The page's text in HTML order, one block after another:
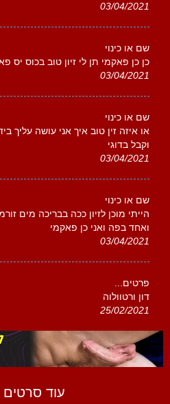
03/04/2021
שם או כינוי
כן כן פאקמי תן לי זיון טוב בכוס יס
03/04/2021
שם או כינוי
או איזה זין טוב איך אני עושה עליך
וקבל בדוגי
03/04/2021
שם או כינוי
הייתי מוכן לזיון ככה בבריכה מים
ואחד בפה ואני כן פאקמי
03/04/2021
פרטים...
דון ורטוולוה
25/02/2021
עוד